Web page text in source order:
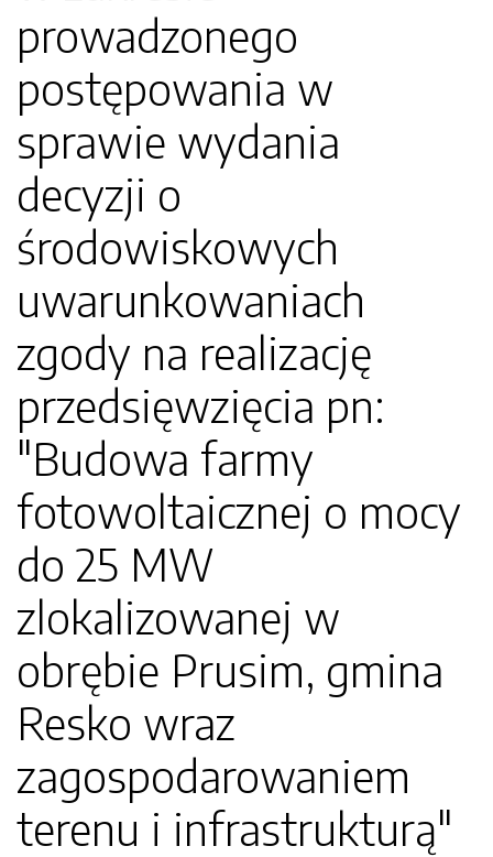
prowadzonego
postępowania w
sprawie wydania
decyzji o
środowiskowych
uwarunkowaniach
zgody na realizację
przedsięwzięcia pn:
"Budowa farmy
fotowoltaicznej o mocy
do 25 MW
zlokalizowanej w
obrębie Prusim, gmina
Resko wraz
zagospodarowaniem
terenu i infrastrukturą"